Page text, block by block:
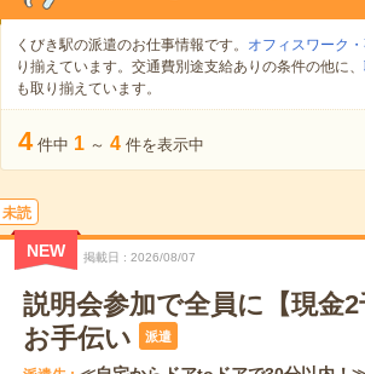
くびき駅の派遣のお仕事情報です。 オフィスワーク
り揃えています。交通費別途支給ありの条件の他に、
も取り揃えています。
4 件中 1 ～ 4 件を表示中
未読
NEW 掲載日 2026/08/07
説明会参加で全員に【現金
お手伝い
派遣